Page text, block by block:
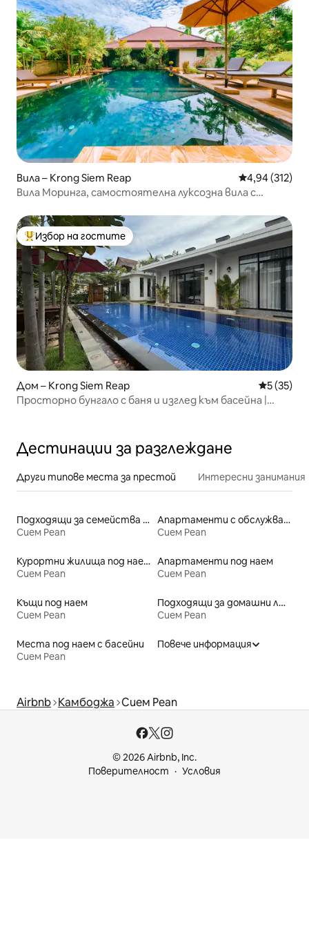
Вила – Krong Siem Reap Средна
4,94 (312)
Вила Моринга, самостоятелна луксозна вила с
Най-популярен избор на гостите
Избор на гостите
Дом – Krong Siem Reap Средна
5 (35)
Просторно бунгало с баня и изглед към басейна |
Дестинации за разглеждане
Други типове места за престой Интересни занимания
Подходящи за семейства места под наем
Сием Реап
Апартаменти с обслужване под наем
Сием Реап
Курортни жилища под наем
Сием Реап
Апартаменти под наем
Сием Реап
Къщи под наем
Сием Реап
Подходящи за домашни любимци места под наем
Сием Реап
Места под наем с басейни
Сием Реап
Повече информация
Airbnb Камбоджа Сием Реап
© 2026 Airbnb, Inc.
Поверителност
Условия